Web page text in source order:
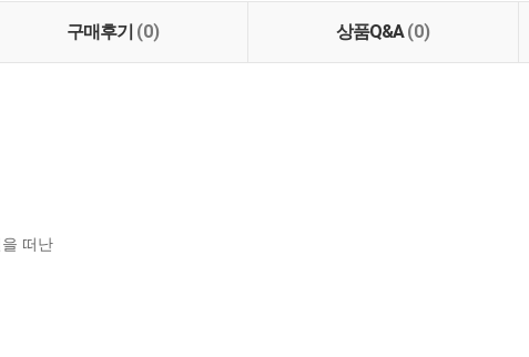
구매후기 (0) 상품Q&A(0)
떠난